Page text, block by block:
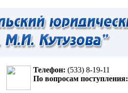
Телефон: (533) 8-19-11
По вопросам поступления: